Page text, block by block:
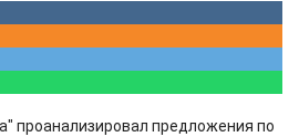
проанализировал предложения по